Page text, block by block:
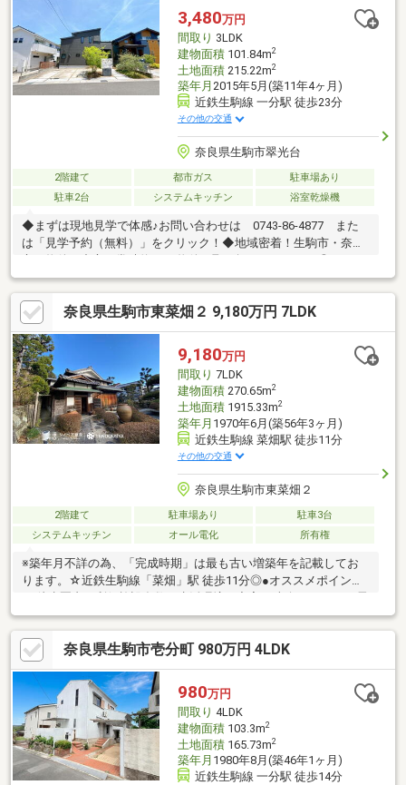
（2台可）・スーパー「万代」まで徒歩9分、毎日のお買い物も便
利です全面棟無しで、のびのびとプライベートタイムを過ごせま
す。子育て環境にも恵まれた邸宅です。
3,480万円
間取り 3LDK
建物面積101.84m2
土地面積215.22m2
築年月 2015年5月(築11年4ヶ月)
近鉄生駒線 一分駅 徒歩23分
その他の交通
奈良県生駒市翠光台
2階建て 都市ガス
駐車場あり
駐車2台
システムキッチン 浴室乾燥機
◆まずは現地見学で体感♪お問い合わせは 0743-86-4877 また
は「見学予約（無料）」をクリック！◆地域密着！生駒市・奈良
ーネット未公開物件も多数！生駒・奈良エリアでお探しの方は当
社へお問合せ下さい♪◆お住替えの方/売却検討の方必見！当社で
は1社完結でお住替えをサポート。売却～購入～引越までスムーズ
に☆ ◆住宅ローンのご相談もお任せ下さい！お勤め先や勤続年
数、ご年収等により、借り入れ可能な金融機関は異なります。専
任の住宅ローンアドバイザーがお客様に合った最適な金融機関を
ご紹介します！
奈良県生駒市東菜畑２ 9,180万円 7LDK
9,180万円
間取り 7LDK
建物面積270.65m2
土地面積1915.33m2
築年月 1970年6月(築56年3ヶ月)
近鉄生駒線 菜畑駅 徒歩11分
その他の交通
奈良県生駒市東菜畑２
2階建て 駐車場あり
駐車3台
システムキッチン
オール電化 所有権
※築年月不詳の為、「完成時期」は最も古い増築年を記載してお
ります。☆近鉄生駒線「菜畑」駅 徒歩11分◎●オススメポイント
●□徒歩圏内に利便施設多数で生活環境が充実♪□南向き・オール電
化のお家です♪□駐車7台可能♪◆月極駐車場 概要◆○月極駐車場
4台中3台賃貸中○月額収入：2万5232円（満車の場合3万4032円）
○返還保証金：1万6699円（完済方式）【新築もリノベも比較し
て、一番納得できる家探しを。】新築の安心感も、リノベの自由
度も。両方を同時に検討できるのが当社の強みです。予算内でエ
リアも間取りも欲張りたい方へ、最適な住まい方をワンストップ
でご提案します♪◎探して、比べて、カ
奈良県生駒市壱分町 980万円 4LDK
980万円
間取り 4LDK
建物面積103.3m2
土地面積165.73m2
築年月 1980年8月(築46年1ヶ月)
近鉄生駒線 一分駅 徒歩14分